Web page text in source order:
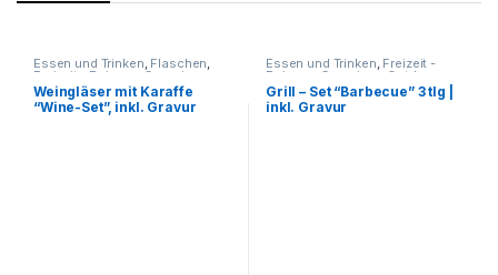
Essen und Trinken, Flaschen,
Freizeit - Reisen - Camping -
Outdoor,Geschenkideen,
Getränkebehälter,Gläser ,
Grillzubehör , Haushalt und Deko
Weingläser mit Karaffe
“Wine-Set”, inkl. Gravur
Essen und Trinken, Freizeit -
Reisen - Camping - Outdoor
Geschenkideen,Grillzubehör,
Haushalt und Deko,Küche -
Haushalt - Deko
Grill – Set “Barbecue” 3 tlg |
inkl. Gravur